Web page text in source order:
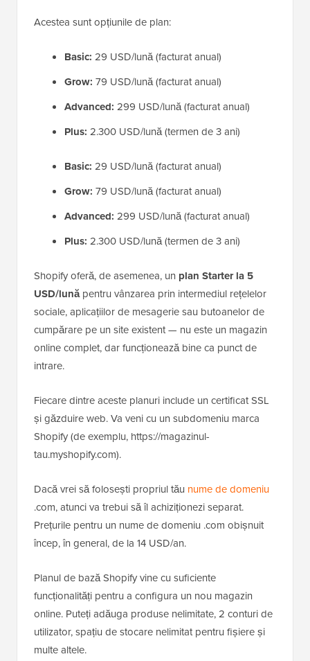
Acestea sunt opțiunile de plan:
Basic: 29 USD/lună (facturat anual)
Grow: 79 USD/lună (facturat anual)
Advanced: 299 USD/lună (facturat anual)
Plus: 2.300 USD/lună (termen de 3 ani)
Basic: 29 USD/lună (facturat anual)
Grow: 79 USD/lună (facturat anual)
Advanced: 299 USD/lună (facturat anual)
Plus: 2.300 USD/lună (termen de 3 ani)
Shopify oferă, de asemenea, un plan Starter la 5
USD/lunăpentru vânzarea prin intermediul rețelelor
sociale, aplicațiilor de mesagerie sau butoanelor de
cumpărare pe un site existent — nu este un magazin
online complet, dar funcționează bine ca punct de
intrare.
Fiecare dintre aceste planuri include un certificat SSL
și găzduire web. Va veni cu un subdomeniu marca
Shopify (de exemplu, https://magazinul-
tau.myshopify.com).
Dacă vrei să folosești propriul tău nume de domeniu
.com, atunci va trebui să îl achiziționezi separat.
Prețurile pentru un nume de domeniu .com obișnuit
încep, în general, de la 14 USD/an.
Planul de bază Shopify vine cu suficiente
funcționalități pentru a configura un nou magazin
online. Puteți adăuga produse nelimitate, 2 conturi de
utilizator, spațiu de stocare nelimitat pentru fișiere și
multe altele.